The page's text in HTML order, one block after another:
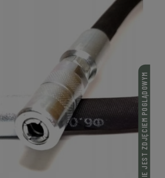
ZDJĘCIE JEST ZDJĘCIEM POGLĄDOWYM